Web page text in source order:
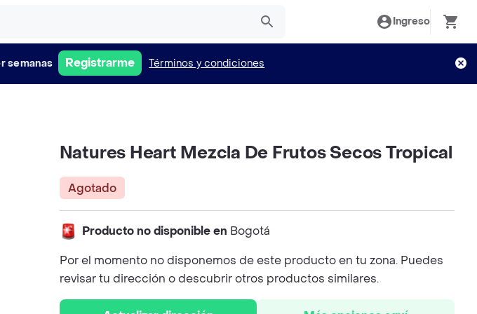
Ingreso
semanas Registrarme Términos y condiciones
Natures Heart Mezcla De Frutos Secos Tropical
Agotado
Producto no disponible en Bogotá
Por el momento no disponemos de este producto en tu zona. Puedes
revisar tu dirección o descubrir otros productos similares.